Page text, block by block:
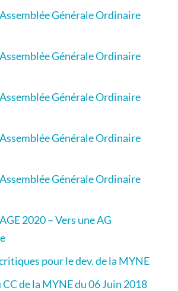
Générale Ordinaire
Générale Ordinaire
Générale Ordinaire
Générale Ordinaire
Générale Ordinaire
2020 – Vers une AG
pour le dev. de la MYNE
de la MYNE du 06 Juin 2018